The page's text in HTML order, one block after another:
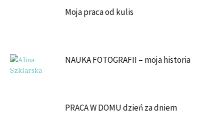
Moja praca od kulis
NAUKA FOTOGRAFII – moja historia
PRACA W DOMU dzień za dniem